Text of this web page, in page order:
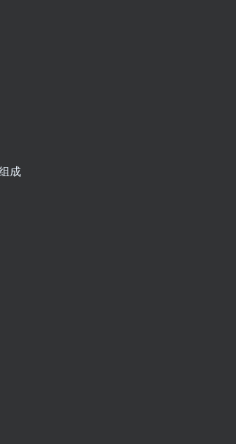
成